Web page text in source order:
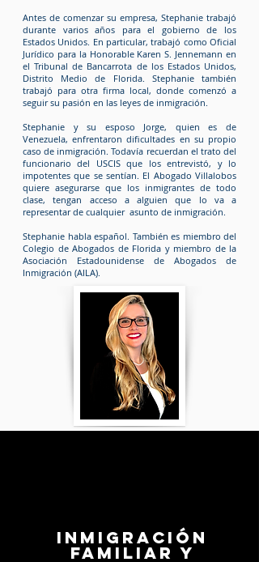
Antes de comenzar su empresa, Stephanie trabajó
durante varios años para el gobierno de los
Estados Unidos. En particular, trabajó como Oficial
Jurídico para la Honorable Karen S. Jennemann en
el Tribunal de Bancarrota de los Estados Unidos,
Distrito Medio de Florida. Stephanie también
trabajó para otra firma local, donde comenzó a
seguir su pasión en las leyes de inmigración.
Stephanie y su esposo Jorge, quien es de
Venezuela, enfrentaron dificultades en su propio
caso de inmigración. Todavía recuerdan el trato del
funcionario del USCIS que los entrevistó, y lo
impotentes que se sentían. El Abogado Villalobos
quiere asegurarse que los inmigrantes de todo
clase, tengan acceso a alguien que lo va a
representar de cualquier asunto de inmigración.
Stephanie habla español. También es miembro del
Colegio de Abogados de Florida y miembro de la
Asociación Estadounidense de Abogados de
Inmigración (AILA).
Inmigración
familiar y